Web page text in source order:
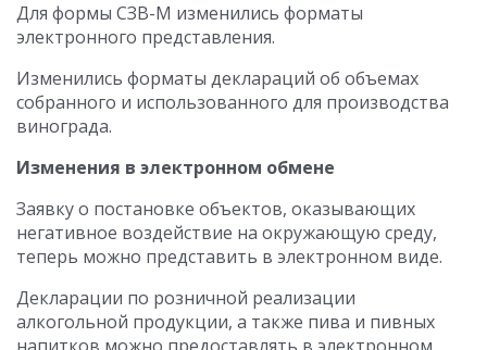
Для формы СЗВ-М изменились форматы
электронного представления.
Изменились форматы деклараций об объемах
собранного и использованного для производства
винограда.
Изменения в электронном обмене
Заявку о постановке объектов, оказывающих
негативное воздействие на окружающую среду,
теперь можно представить в электронном виде.
Декларации по розничной реализации
алкогольной продукции, а также пива и пивных